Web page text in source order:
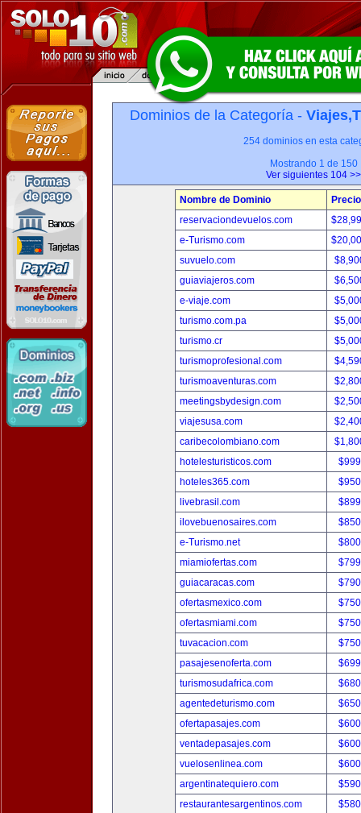
Dominios de la Categoría -
254 dominios en esta
Mostrando 1 de 150
Ver siguientes 104 >>
Nombre de Dominio
Precio
reservaciondevuelos.com
e-Turismo.com
suvuelo.com
guiaviajeros.com
e-viaje.com
turismo.com.pa
turismo.cr
turismoprofesional.com
turismoaventuras.com
meetingsbydesign.com
viajesusa.com
caribecolombiano.com
hotelesturisticos.com
hoteles365.com
livebrasil.com
ilovebuenosaires.com
e-Turismo.net
miamiofertas.com
guiacaracas.com
ofertasmexico.com
ofertasmiami.com
tuvacacion.com
pasajesenoferta.com
turismosudafrica.com
agentedeturismo.com
ofertapasajes.com
ventadepasajes.com
vuelosenlinea.com
argentinatequiero.com
restaurantesargentinos.com